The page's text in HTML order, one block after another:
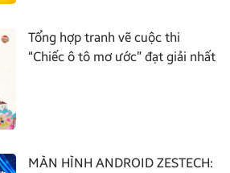
Tổng hợp tranh vẽ cuộc thi
“Chiếc ô tô mơ ước” đạt giải nhất
MÀN HÌNH ANDROID ZESTECH: